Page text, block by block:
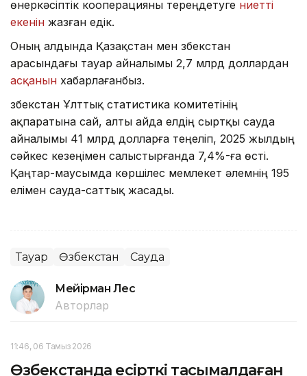
өнеркәсіптік кооперацияны тереңдетуге ниетті
екенін жазған едік.
Оның алдында Қазақстан мен Өзбекстан
арасындағы тауар айналымы 2,7 млрд доллардан
асқанын хабарлағанбыз.
Өзбекстан Ұлттық статистика комитетінің
ақпаратына сай, алты айда елдің сыртқы сауда
айналымы 41 млрд долларға теңеліп, 2025 жылдың
сәйкес кезеңімен салыстырғанда 7,4%-ға өсті.
Қаңтар-маусымда көршілес мемлекет әлемнің 195
елімен сауда-саттық жасады.
Тауар Өзбекстан Сауда
Мейірман Лес
Авторлар
11:46, 06 Тамыз 2026
Өзбекстанда есірткі тасымалдаған